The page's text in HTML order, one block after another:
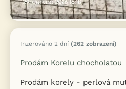
Inzerováno 2 dní (262 zobrazení)
Prodám Korelu chocholatou
Prodám korely - perlová